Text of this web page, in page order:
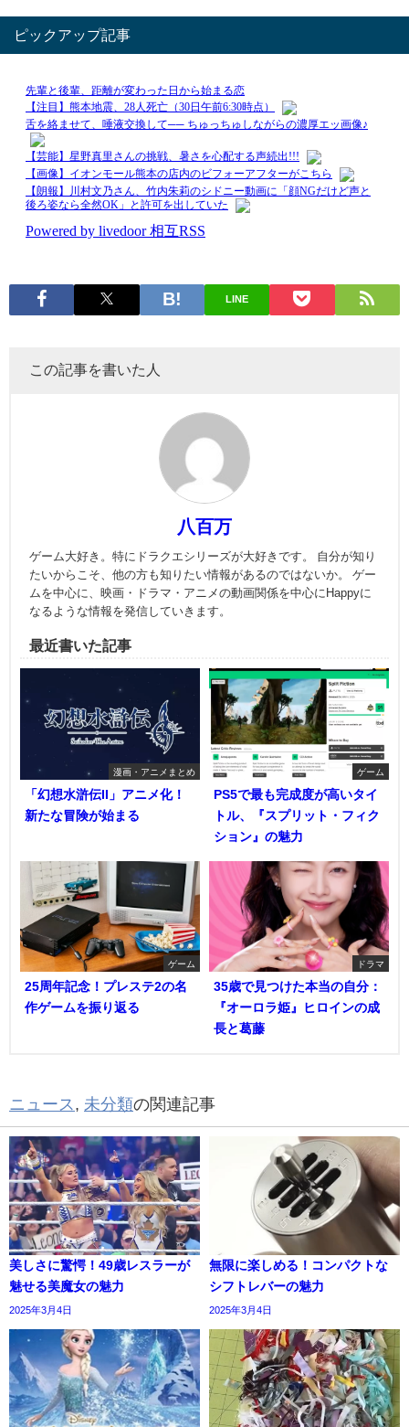
ピックアップ記事
LINE
この記事を書いた人
八百万
ゲーム大好き。特にドラクエシリーズが大好きです。 自分が知り
たいからこそ、他の方も知りたい情報があるのではないか。 ゲー
ムを中心に、映画・ドラマ・アニメの動画関係を中心にHappyに
なるような情報を発信していきます。
最近書いた記事
漫画・アニメまとめ
「幻想水滸伝II」アニメ化！
新たな冒険が始まる
ゲーム
PS5で最も完成度が高いタイ
トル、『スプリット・フィク
ション』の魅力
ゲーム
25周年記念！プレステ2の名
作ゲームを振り返る
ドラマ
35歳で見つけた本当の自分：
『オーロラ姫』ヒロインの成
長と葛藤
ニュース , 未分類の関連記事
美しさに驚愕！49歳レスラーが
魅せる美魔女の魅力
2025年3月4日
無限に楽しめる！コンパクトな
シフトレバーの魅力
2025年3月4日